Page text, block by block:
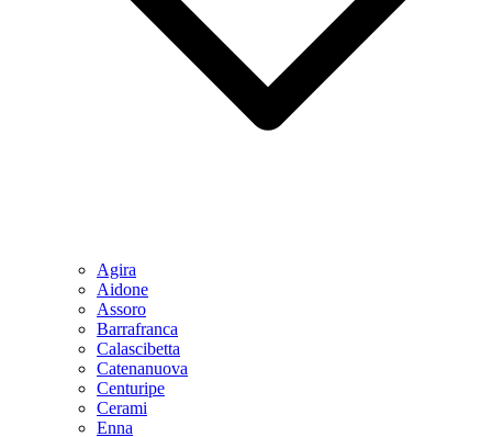
Agira
Aidone
Assoro
Barrafranca
Calascibetta
Catenanuova
Centuripe
Cerami
Enna